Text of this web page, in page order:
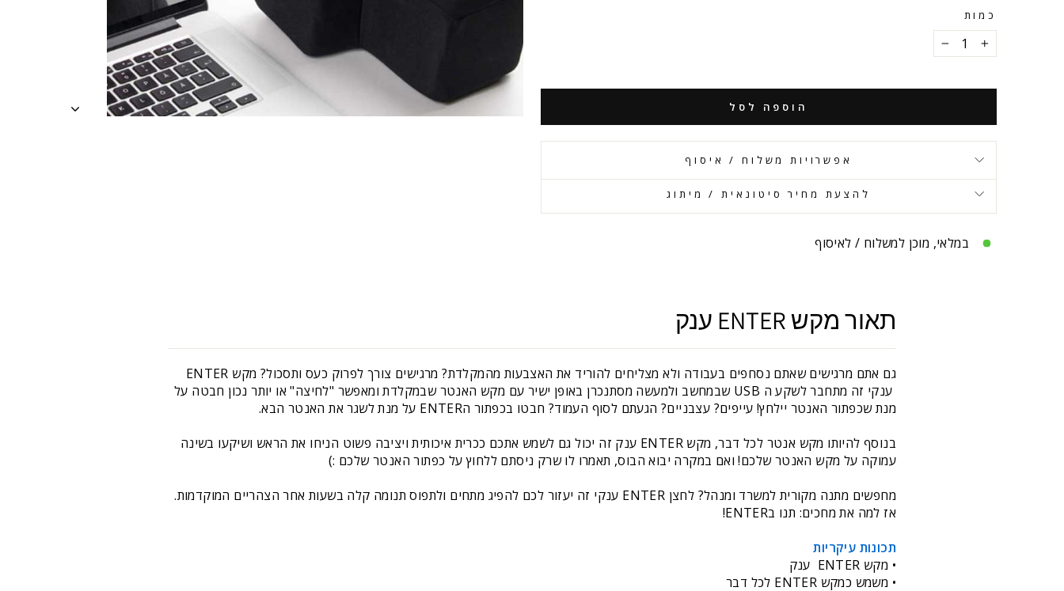
כמות
− +
הוספה לסל
אפשרויות משלוח / איסוף
להצעת מחיר סיטונאית / מיתוג
במלאי, מוכן למשלוח / לאיסוף
תאור מקש ENTER ענק
גם אתם מרגישים שאתם נסחפים בעבודה ולא מצליחים להוריד את האצבעות מהמקלדת? מרגישים צורך לפרוק כעס ותסכול? מקש ENTER
ענקי זה מתחבר לשקע ה USB שבמחשב ולמעשה מסתנכרן באופן ישיר עם מקש האנטר שבמקלדת ומאפשר "לחיצה" או יותר נכון חבטה על
מנת שכפתור האנטר יילחץ! עייפים? עצבניים? הגעתם לסוף העמוד? חבטו בכפתור הENTER על מנת לשגר את האנטר הבא.
בנוסף להיותו מקש אנטר לכל דבר, מקש ENTER ענק זה יכול גם לשמש אתכם ככרית איכותית ויציבה פשוט הניחו את הראש ושיקעו בשינה
עמוקה על מקש האנטר שלכם! ואם במקרה יבוא הבוס, תאמרו לו שרק ניסתם ללחוץ על כפתור האנטר שלכם :)
מחפשים מתנה מקורית למשרד ומנהל? לחצן ENTER ענקי זה יעזור לכם להפיג מתחים ולתפוס תנומה קלה בשעות אחר הצהריים המוקדמות.
אז למה את מחכים: תנו בENTER!
תכונות עיקריות
• מקש ENTER ענק
• משמש כמקש ENTER לכל דבר